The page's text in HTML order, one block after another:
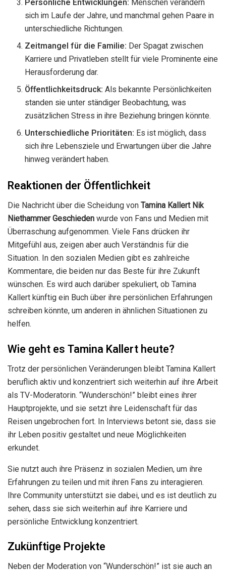
Persönliche Entwicklungen: Menschen verändern
sich im Laufe der Jahre, und manchmal gehen Paare in
unterschiedliche Richtungen.
Zeitmangel für die Familie: Der Spagat zwischen
Karriere und Privatleben stellt für viele Prominente eine
Herausforderung dar.
Öffentlichkeitsdruck: Als bekannte Persönlichkeiten
standen sie unter ständiger Beobachtung, was
zusätzlichen Stress in ihre Beziehung bringen könnte.
Unterschiedliche Prioritäten: Es ist möglich, dass
sich ihre Lebensziele und Erwartungen über die Jahre
hinweg verändert haben.
Reaktionen der Öffentlichkeit
Die Nachricht über die Scheidung von Tamina Kallert Nik
Niethammer Geschieden wurde von Fans und Medien mit
Überraschung aufgenommen. Viele Fans drücken ihr
Mitgefühl aus, zeigen aber auch Verständnis für die
Situation. In den sozialen Medien gibt es zahlreiche
Kommentare, die beiden nur das Beste für ihre Zukunft
wünschen. Es wird auch darüber spekuliert, ob Tamina
Kallert künftig ein Buch über ihre persönlichen Erfahrungen
schreiben könnte, um anderen in ähnlichen Situationen zu
helfen.
Wie geht es Tamina Kallert heute?
Trotz der persönlichen Veränderungen bleibt Tamina Kallert
beruflich aktiv und konzentriert sich weiterhin auf ihre Arbeit
als TV-Moderatorin. “Wunderschön!” bleibt eines ihrer
Hauptprojekte, und sie setzt ihre Leidenschaft für das
Reisen ungebrochen fort. In Interviews betont sie, dass sie
ihr Leben positiv gestaltet und neue Möglichkeiten
erkundet.
Sie nutzt auch ihre Präsenz in sozialen Medien, um ihre
Erfahrungen zu teilen und mit ihren Fans zu interagieren.
Ihre Community unterstützt sie dabei, und es ist deutlich zu
sehen, dass sie sich weiterhin auf ihre Karriere und
persönliche Entwicklung konzentriert.
Zukünftige Projekte
Neben der Moderation von “Wunderschön!” ist sie auch an